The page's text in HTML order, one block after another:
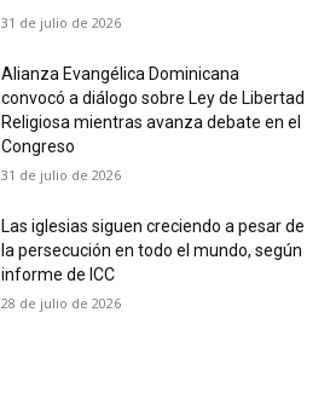
31 de julio de 2026
Alianza Evangélica Dominicana
convocó a diálogo sobre Ley de Libertad
Religiosa mientras avanza debate en el
Congreso
31 de julio de 2026
Las iglesias siguen creciendo a pesar de
la persecución en todo el mundo, según
informe de ICC
28 de julio de 2026